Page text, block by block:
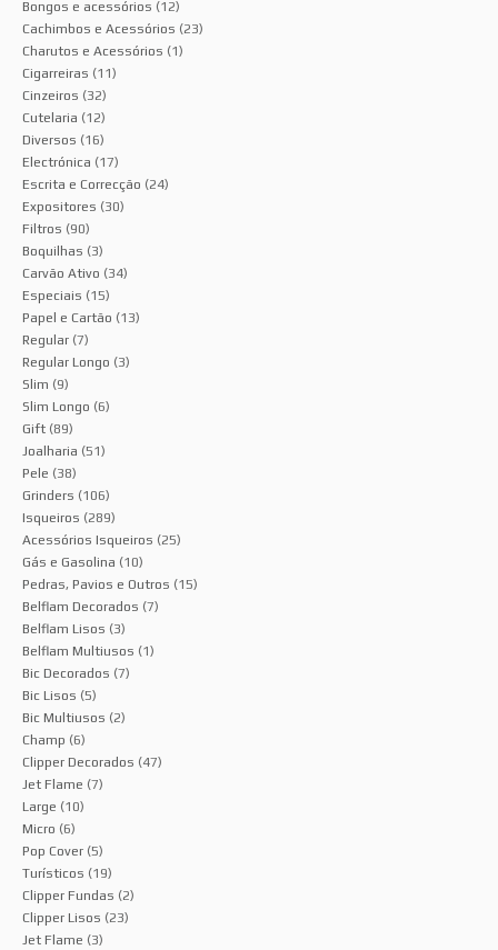
Bongos e acessórios (12)
Cachimbos e Acessórios (23)
Charutos e Acessórios (1)
Cigarreiras (11)
Cinzeiros (32)
Cutelaria (12)
Diversos (16)
Electrónica (17)
Escrita e Correcção (24)
Expositores (30)
Filtros (90)
Boquilhas (3)
Carvão Ativo (34)
Especiais (15)
Papel e Cartão (13)
Regular (7)
Regular Longo (3)
Slim (9)
Slim Longo (6)
Gift (89)
Joalharia (51)
Pele (38)
Grinders (106)
Isqueiros (289)
Acessórios Isqueiros (25)
Gás e Gasolina (10)
Pedras, Pavios e Outros (15)
Belflam Decorados (7)
Belflam Lisos (3)
Belflam Multiusos (1)
Bic Decorados (7)
Bic Lisos (5)
Bic Multiusos (2)
Champ (6)
Clipper Decorados (47)
Jet Flame (7)
Large (10)
Micro (6)
Pop Cover (5)
Turísticos (19)
Clipper Fundas (2)
Clipper Lisos (23)
Jet Flame (3)